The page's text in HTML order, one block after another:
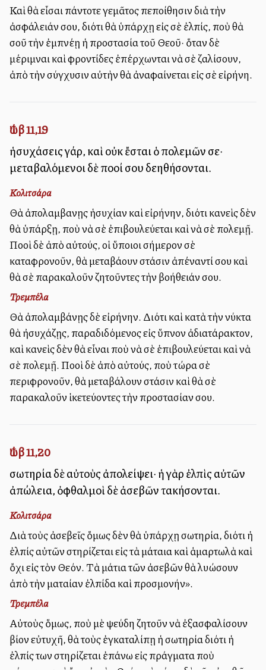
Καὶ θὰ εἶσαι πάντοτε γεμᾶτος πεποίθησιν διὰ τὴν
ἀσφάλειάν σου, διότι θὰ ὑπάρχῃ εἰς σὲ ἐλπίς, ποὺ θὰ
σοῦ τὴν ἐμπνέῃ ἡ προστασία τοῦ Θεοῦ· ὅταν δὲ
μέριμναι καὶ φροντίδες ἐπέρχωνται νὰ σὲ ζαλίσουν,
ἀπὸ τὴν σύγχυσιν αὐτὴν θὰ ἀναφαίνεται εἰς σὲ εἰρήνη.
Ἰώβ 11,19
ἡσυχάσεις γάρ, καὶ οὐκ ἔσται ὁ πολεμῶν σε·
μεταβαλόμενοι δὲ πολλοί σου δεηθήσονται.
Κολιτσάρα
Θὰ ἀπολαμβανῃς ἡσυχίαν καὶ εἰρήνην, διότι κανεὶς δὲν
θὰ ὑπάρξῃ, ποὺ νὰ σὲ ἐπιβουλεύεται καὶ νὰ σὲ πολεμῇ.
Πολλοὶ δὲ ἀπὸ αὐτούς, οἱ ὕποιοι σήμερον σὲ
καταφρονοῦν, θὰ μεταβάλλουν στάσιν ἀπέναντί σου καὶ
θὰ σὲ παρακαλοῦν ζητοῦντες τὴν βοήθειάν σου.
Τρεμπέλα
Θὰ ἀπολαμβάνῃς δὲ εἰρήνην. Διότι καὶ κατὰ τὴν νύκτα
θὰ ἠσυχάζῃς, παραδιδόμενος εἰς ὕπνον ἀδιατάρακτον,
καὶ κανεὶς δὲν θὰ εἶναι ποὺ νὰ σὲ ἐπιβουλεύεται καὶ νὰ
σὲ πολεμῇ. Πολλοὶ δὲ ἀπὸ αὐτούς, ποὺ τώρα σὲ
περιφρονοῦν, θὰ μεταβάλουν στάσιν καὶ θὰ σὲ
παρακαλοῦν ἱκετεύοντες τὴν προστασίαν σου.
Ἰώβ 11,20
σωτηρία δὲ αὐτοὺς ἀπολείψει· ἡ γὰρ ἐλπὶς αὐτῶν
ἀπώλεια, ὀφθαλμοὶ δὲ ἀσεβῶν τακήσονται.
Κολιτσάρα
Διὰ τοὺς ἀσεβεῖς ὅμως δὲν θὰ ὑπάρχῃ σωτηρία, διότι ἡ
ἐλπίς αὐτῶν στηρίζεται εἰς τὰ μάταια καὶ ἁμαρτωλὰ καὶ
ὄχι εἰς τὸν Θεόν. Τὰ μάτια τῶν ἀσεβῶν θὰ λυώσουν
ἀπὸ τὴν ματαίαν ἐλπίδα καὶ προσμονήν».
Τρεμπέλα
Αὐτοὺς ὅμως, ποὺ μὲ ψεύδη ζητοῦν νὰ ἐξασφαλίσουν
βίον εὐτυχῆ, θὰ τοὺς ἐγκαταλίπῃ ἡ σωτηρία διότι ἡ
ἐλπίς των στηρίζεται ἐπάνω εἰς πράγματα ποὺ